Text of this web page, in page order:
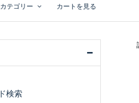
カテゴリー カートを見る
検索